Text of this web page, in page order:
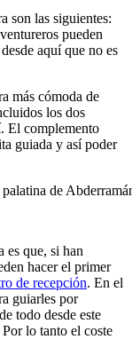
son las siguientes:
pueden
aquí que no es
más cómoda de
los dos
El complemento
guiada y así poder
es que, si han
hacer el primer
de recepción. En el
guiarles por
todo desde este
lo tanto el coste